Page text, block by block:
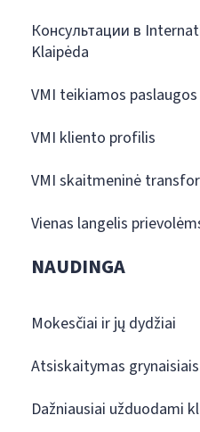
Консультации в
Klaipėda
VMI teikiamos paslaugos
VMI kliento profilis
VMI skaitmeninė
Vienas langelis
NAUDINGA
Mokesčiai ir jų dydžiai
Atsiskaitymas
Dažniausiai užduodami